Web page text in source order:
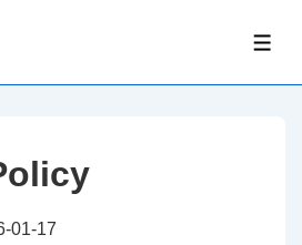
01-17